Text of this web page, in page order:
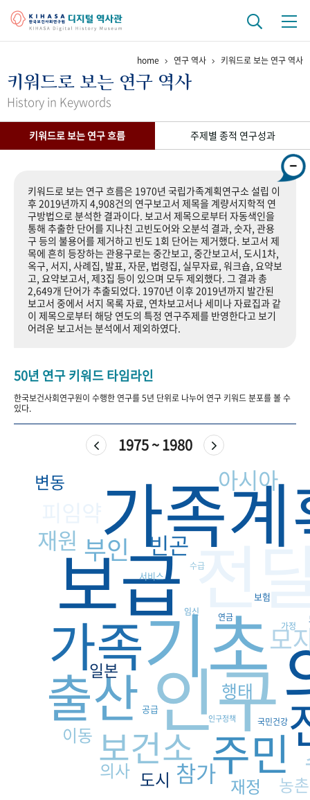
걸어온 길 기관 변천사 역대 기관장
연구 역사
기록물 아카이브
사진 아카이브 문서 기록물 행정박물 영상 기록물
+1주년 기념
성과 50선 숫자로 보는 50년 50+1주년 광장
세계와 함께 한 KIHASA
VR 역사관
home 연구 역사 키워드로 보는 연구 역사
키워드로 보는 연구 역사
History in Keywords
키워드로 보는 연구 흐름 주제별 종적 연구성과
키워드로 보는 연구 흐름은 1970년 국립가족계획연구소 설립 이
후 2019년까지 4,908건의 연구보고서 제목을 계량서지학적 연
구방법으로 분석한 결과이다. 보고서 제목으로부터 자동색인을
통해 추출한 단어를 지나친 고빈도어와 오분석 결과, 숫자, 관용
구 등의 불용어를 제거하고 빈도 1회 단어는 제거했다. 보고서 제
목에 흔히 등장하는 관용구로는 중간보고, 중간보고서, 도시1차,
옥구, 서지, 사례집, 발표, 자문, 법령집, 실무자료, 워크숍, 요약보
고, 요약보고서, 제3집 등이 있으며 모두 제외했다. 그 결과 총
2,649개 단어가 추출되었다. 1970년 이후 2019년까지 발간된
보고서 중에서 서지 목록 자료, 연차보고서나 세미나 자료집과 같
이 제목으로부터 해당 연도의 특정 연구주제를 반영한다고 보기
어려운 보고서는 분석에서 제외하였다.
50년 연구 키워드 타임라인
한국보건사회연구원이 수행한 연구를 5년 단위로 나누어 연구 키워드 분포를 볼 수
있다.
1975 ~ 1980
인구
기초
전
가족
보급
가족
출산
주민
보건소
모
부인
아시아
참가
빈곤
재원
행태
변동
이동
재정
도시 농
의사
일본
서비스
공급
보험
가정
연금
국민건강
수급
임신
인구정책